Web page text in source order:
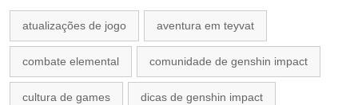
atualizações de jogo aventura em teyvat
combate elemental comunidade de genshin impact
cultura de games dicas de genshin impact